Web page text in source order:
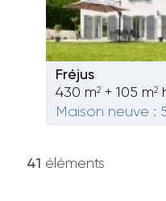
Fréjus
430 m2 + 105 m2
Maison neuve :
41 éléments